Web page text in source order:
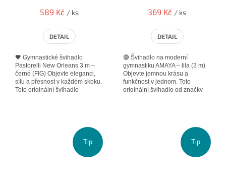
589 Kč / ks
DETAIL
🖤 Gymnastické švihadlo
Pastorelli New Orleans 3 m –
černé (FIG) Objevte eleganci,
sílu a přesnost v každém skoku.
Toto originální švihadlo
369 Kč / ks
DETAIL
🟣 Švihadlo na moderní
gymnastiku AMAYA – lila (3 m)
Objevte jemnou krásu a
funkčnost v jednom. Toto
originální švihadlo od značky
Tip Tip